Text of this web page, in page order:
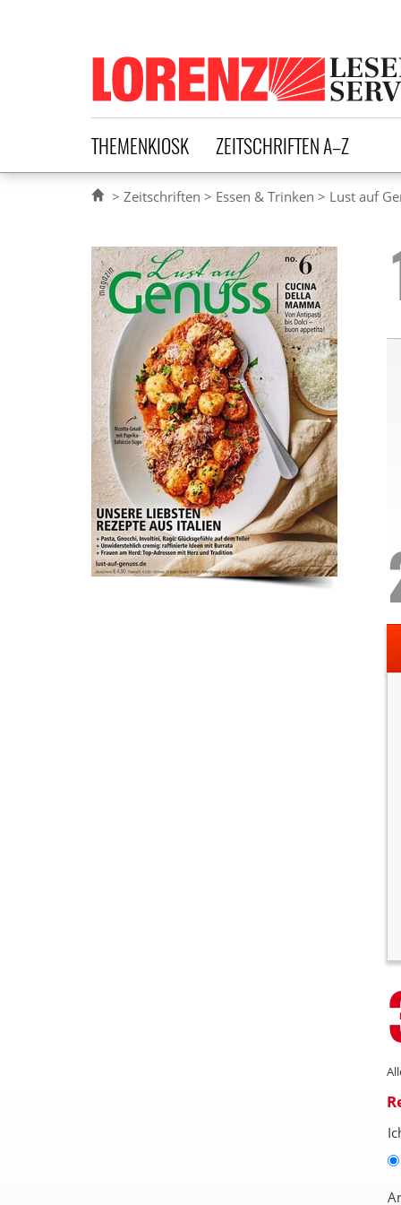
Lorenz Leserservice
THEMENKIOSK ZEITSCHRIFTEN A–Z
Zeitschriften Essen & Trinken Lust auf